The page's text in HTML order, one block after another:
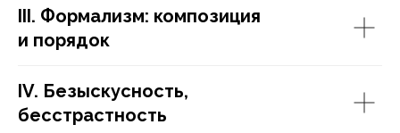
III. Формализм: композиция
и порядок
IV. Безыскусность,
бесстрастность